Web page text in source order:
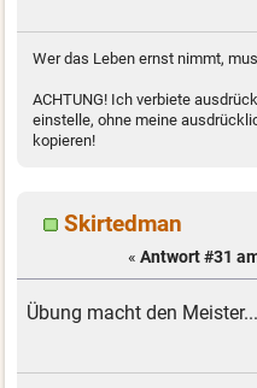
Wer das Leben ernst nimmt,
ACHTUNG! Ich verbiete
einstelle, ohne meine
kopieren!
Skirtedman
« Antwort #31
Übung macht den